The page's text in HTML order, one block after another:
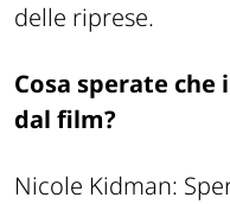
delle riprese.
Cosa sperate
dal film?
Nicole Kidman: